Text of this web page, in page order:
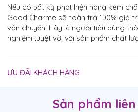
Nếu có bất kỳ phát hiện hàng kém
Good Charme sẽ hoàn trả 100% giá
vận chuyển. Hãy là người tiêu dùng
nghiệm tuyệt vời với sản phẩm chất
ƯU ĐÃI KHÁCH HÀNG
Sản phẩm